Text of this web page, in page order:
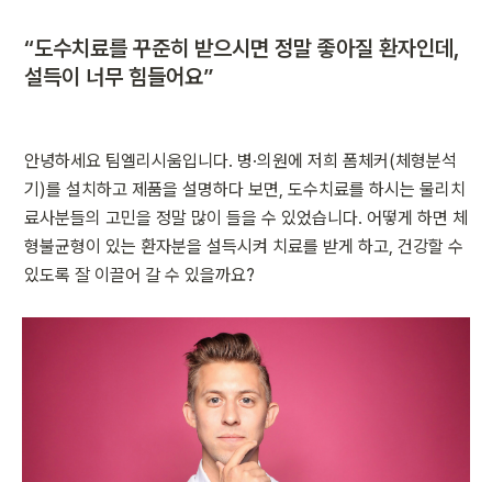
“도수치료를 꾸준히 받으시면 정말 좋아질 환자인데,
설득이 너무 힘들어요”
안녕하세요 팀엘리시움입니다. 병·의원에 저희 폼체커(체형분석
기)를 설치하고 제품을 설명하다 보면, 도수치료를 하시는 물리치
료사분들의 고민을 정말 많이 들을 수 있었습니다. 어떻게 하면 체
형불균형이 있는 환자분을 설득시켜 치료를 받게 하고, 건강할 수
있도록 잘 이끌어 갈 수 있을까요?